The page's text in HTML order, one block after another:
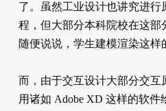
了。虽然工业设计也讲究进行
程，但大部分本科院校在这部
随便说说，学生建模渲染这样
而，由于交互设计大部分交互
用诸如 Adobe XD 这样的软